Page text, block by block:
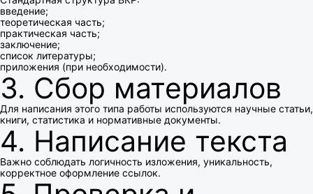
введение;
теоретическая часть;
практическая часть;
заключение;
список литературы;
приложения (при необходимости).
3. Сбор материалов
Для написания этого типа работы используются научные статьи,
книги, статистика и нормативные документы.
4. Написание текста
Важно соблюдать логичность изложения, уникальность,
корректное оформление ссылок.